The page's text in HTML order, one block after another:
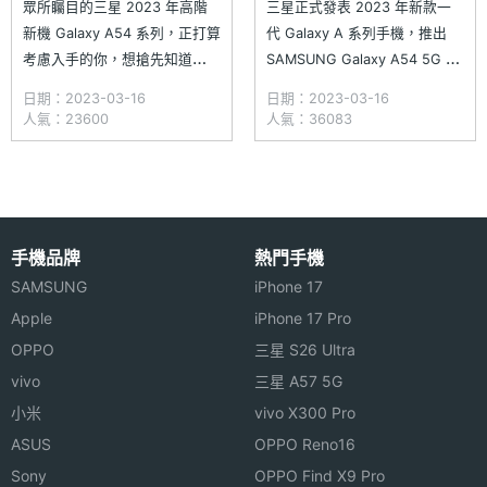
眾所矚目的三星 2023 年高階
新機 Galaxy A54 系列，正打算
考慮入手的你，想搶先知道
列開箱評測、開賣資訊、價格/
通路優惠等最新消息嗎？只要進
SAMSUNG Galaxy A54 5G 所
日期：2023-03-16
人氣：23600
三星正式發表 2023 年新款一
代 Galaxy A 系列手機，推出
SAMSUNG Galaxy A54 5G 與
型與現有旗艦手機 Galaxy S23
系列一樣採用孤島式鏡頭設計，
日期：2023-03-16
人氣：36083
手機品牌
SAMSUNG
Apple
OPPO
vivo
小米
ASUS
Sony
熱門手機
iPhone 17
iPhone 17 Pro
三星 S26 Ultra
三星 A57 5G
vivo X300 Pro
OPPO Reno16
OPPO Find X9 Pro